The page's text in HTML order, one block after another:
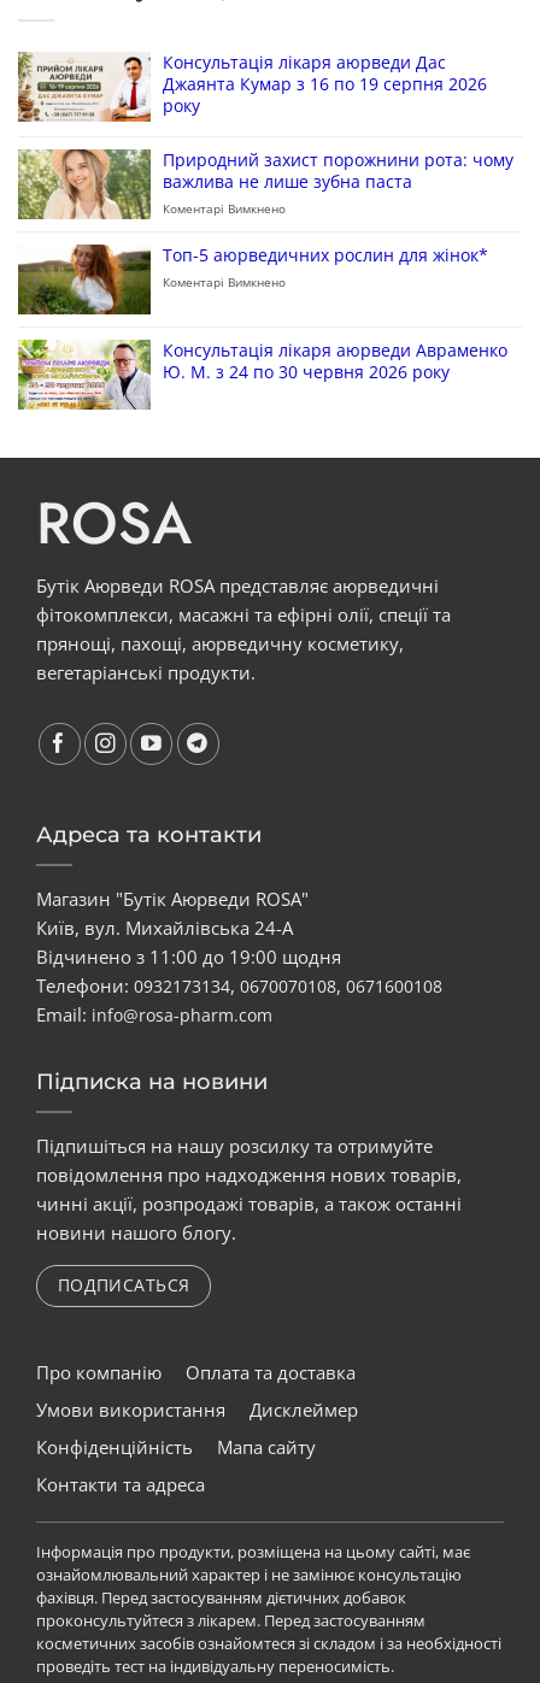
Консультація лікаря аюрведи Дас
Джаянта Кумар з 16 по 19 серпня 2026
року
Природний захист порожнини рота: чому
важлива не лише зубна паста
Коментарі Вимкнено
Топ-5 аюрведичних рослин для жінок*
Коментарі Вимкнено
Консультація лікаря аюрведи Авраменко
Ю. М. з 24 по 30 червня 2026 року
ROSA
Бутік Аюрведи ROSA представляє аюрведичні
фітокомплекси, масажні та ефірні олії, спеції та
прянощі, пахощі, аюрведичну косметику,
вегетаріанські продукти.
Адреса та контакти
Магазин "Бутік Аюрведи ROSA"
Київ, вул. Михайлівська 24-А
Відчинено з 11:00 до 19:00 щодня
Телефони: 0932173134, 0670070108, 0671600108
Email: info@rosa-pharm.com
Підписка на новини
Підпишіться на нашу розсилку та отримуйте
повідомлення про надходження нових товарів,
чинні акції, розпродажі товарів, а також останні
новини нашого блогу.
ПОДПИСАТЬСЯ
Про компанію
Оплата та доставка
Умови використання
Дисклеймер
Конфіденційність
Мапа сайту
Контакти та адреса
Інформація про продукти, розміщена на цьому сайті, має
ознайомлювальний характер і не замінює консультацію
фахівця. Перед застосуванням дієтичних добавок
проконсультуйтеся з лікарем. Перед застосуванням
косметичних засобів ознайомтеся зі складом і за необхідності
проведіть тест на індивідуальну переносимість.